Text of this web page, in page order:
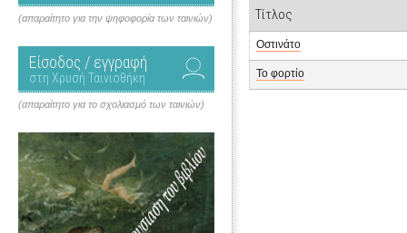
(απαραίτητο για την ψηφοφορία των ταινιών)
Είσοδος / εγγραφή
στη Χρυσή Ταινιοθήκη
(απαραίτητο για το σχολιασμό των ταινιών)
Τίτλος
Οστινάτο
Το φορτίο